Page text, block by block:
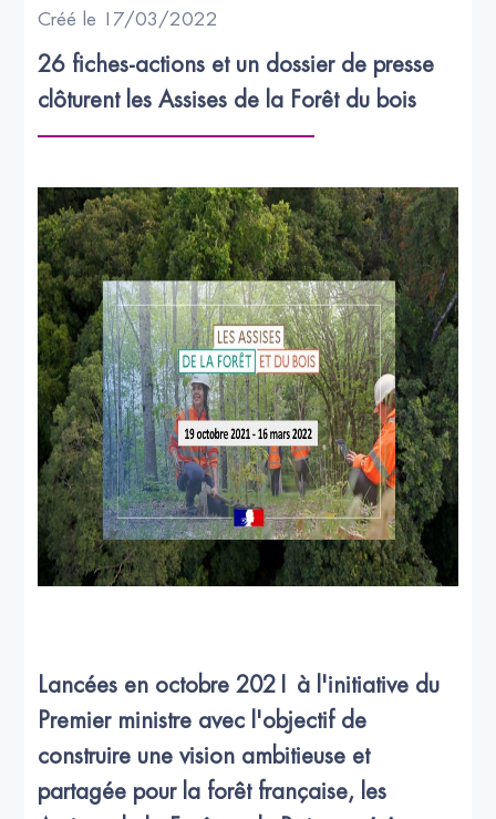
Créé le 17/03/2022
26 fiches-actions et un dossier de presse
clôturent les Assises de la Forêt du bois
Lancées en octobre 2021 à l'initiative du
Premier ministre avec l'objectif de
construire une vision ambitieuse et
partagée pour la forêt française, les